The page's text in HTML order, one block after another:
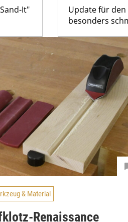
It"
Update für
besonders
& Material
Renaissance